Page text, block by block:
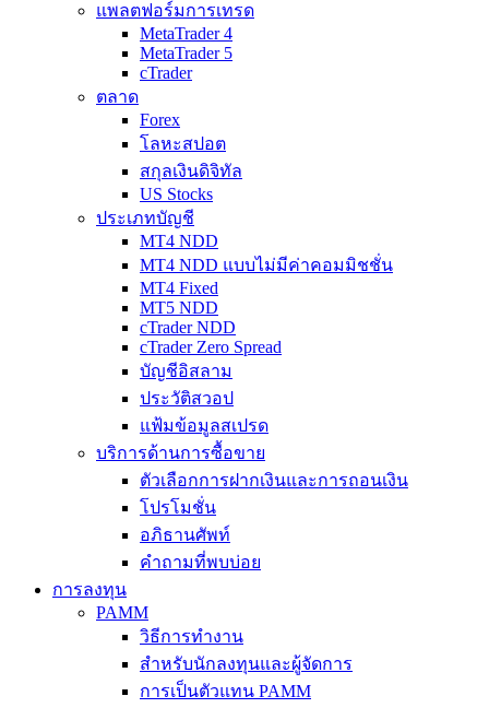
แพลตฟอร์มการเทรด
MetaTrader 4
MetaTrader 5
cTrader
ตลาด
Forex
โลหะสปอต
สกุลเงินดิจิทัล
US Stocks
ประเภทบัญชี
MT4 NDD
MT4 NDD แบบไม่มีค่าคอมมิชชั่น
MT4 Fixed
MT5 NDD
cTrader NDD
cTrader Zero Spread
บัญชีอิสลาม
ประวัติสวอป
แฟ้มข้อมูลสเปรด
บริการด้านการซื้อขาย
ตัวเลือกการฝากเงินและการถอนเงิน
โปรโมชั่น
อภิธานศัพท์
คำถามที่พบบ่อย
การลงทุน
PAMM
วิธีการทำงาน
สำหรับนักลงทุนและผู้จัดการ
การเป็นตัวแทน PAMM